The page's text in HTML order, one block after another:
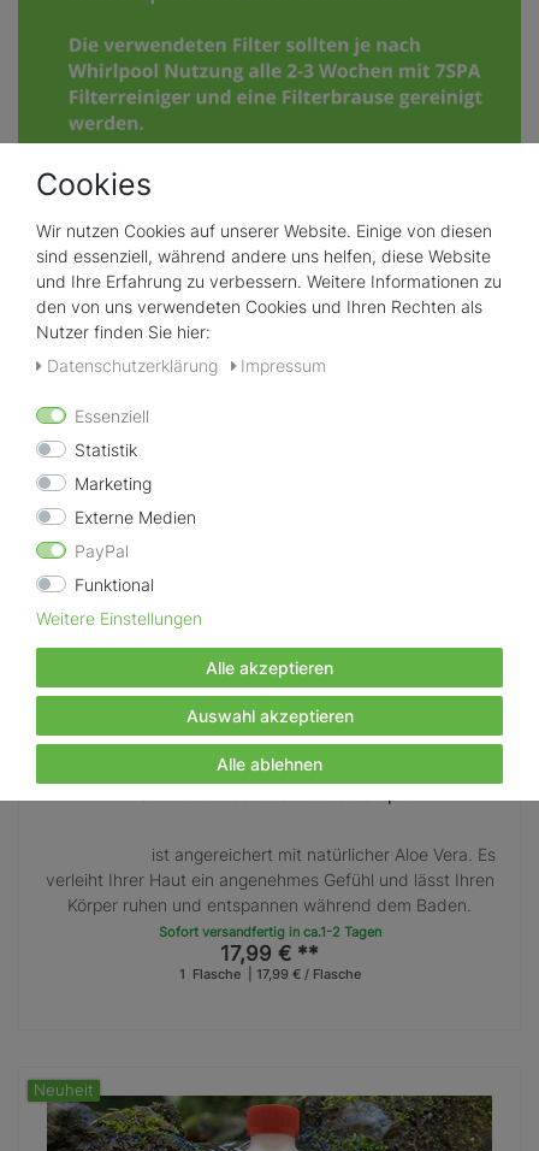
Für Sie ausgesuchte Top Produkte:
Neuheit
ist angereichert mit natürlicher Aloe Vera. Es
verleiht Ihrer Haut ein angenehmes Gefühl und lässt Ihren
Körper ruhen und entspannen während dem Baden.
Sofort versandfertig in ca.1-2 Tagen
17,99 € **
1 Flasche | 17,99 € / Flasche
Neuheit
Cookies
Wir nutzen Cookies auf unserer Website. Einige von diesen
sind essenziell, während andere uns helfen, diese Website
und Ihre Erfahrung zu verbessern. Weitere Informationen zu
den von uns verwendeten Cookies und Ihren Rechten als
Nutzer finden Sie hier:
Daten­schutz­erklärung
Impressum
Essenziell
Statistik
Marketing
Externe Medien
PayPal
Funktional
Weitere Einstellungen
Alle akzeptieren
Auswahl akzeptieren
Alle ablehnen